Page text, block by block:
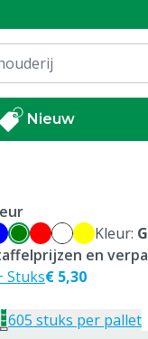
Nieuw
Kleur:
en
Stuks€ 5,30
605 stuks per pallet